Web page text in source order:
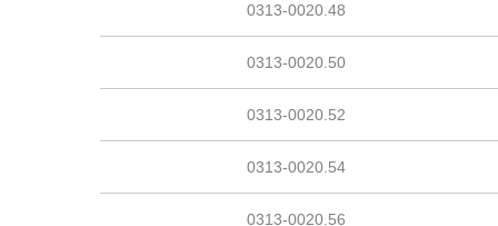
0313-0020.48
0313-0020.50
0313-0020.52
0313-0020.54
0313-0020.56